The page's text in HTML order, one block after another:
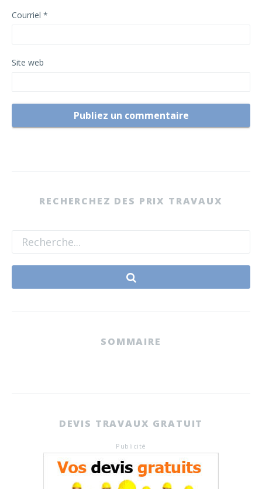
Courriel *
Site web
RECHERCHEZ DES PRIX TRAVAUX
SOMMAIRE
DEVIS TRAVAUX GRATUIT
Publicité